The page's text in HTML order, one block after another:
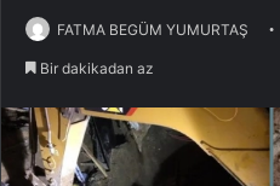
FATMA BEGÜM YUMURTAŞ
Bir dakikadan az